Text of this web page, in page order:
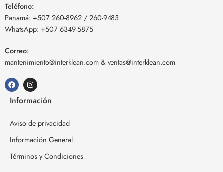
Teléfono:
Panamá: +507 260-8962 / 260-9483
WhatsApp: +507 6349-5875
Correo:
mantenimiento@interklean.com&ventas@interklean.com
Información
Aviso de privacidad
Información General
Términos y Condiciones